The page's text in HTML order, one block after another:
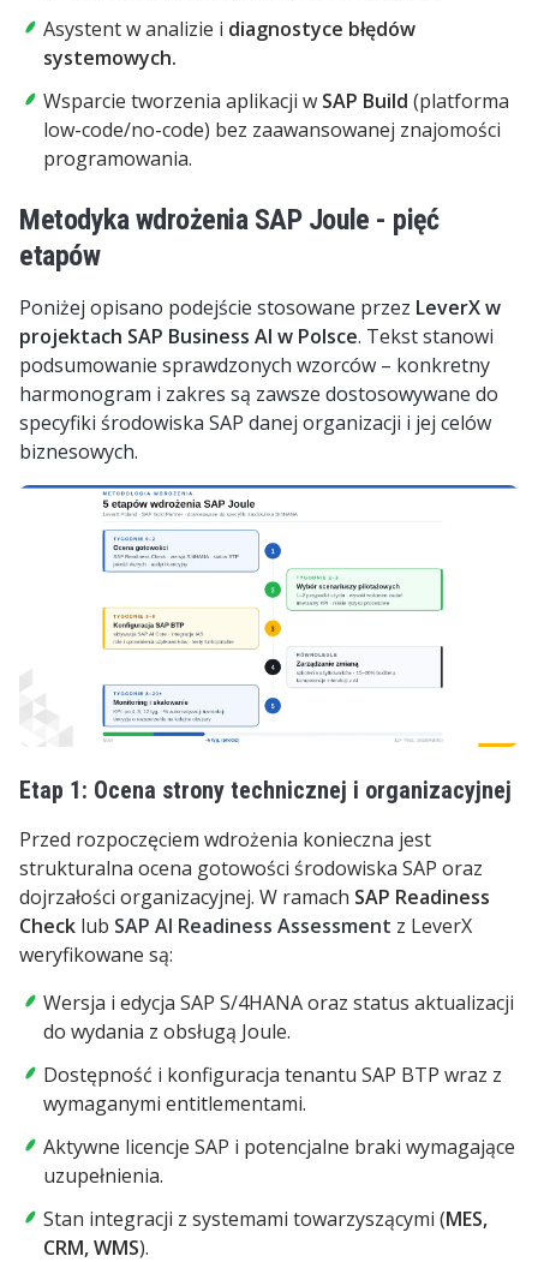
Asystent w analizie i diagnostyce błędów
systemowych.
Wsparcie tworzenia aplikacji w SAP Build (platforma
low-code/no-code) bez zaawansowanej znajomości
programowania.
Metodyka wdrożenia SAP Joule - pięć
etapów
Poniżej opisano podejście stosowane przez LeverXw
projektach SAP Business AI w Polsce. Tekst stanowi
podsumowanie sprawdzonych wzorców – konkretny
harmonogram i zakres są zawsze dostosowywane do
specyfiki środowiska SAP danej organizacji i jej celów
biznesowych.
Etap 1: Ocena strony technicznej i organizacyjnej
Przed rozpoczęciem wdrożenia konieczna jest
strukturalna ocena gotowości środowiska SAP oraz
dojrzałości organizacyjnej. W ramach SAP Readiness
Check lub SAP AI Readiness Assessment z LeverX
weryfikowane są:
Wersja i edycja SAP S/4HANA oraz status aktualizacji
do wydania z obsługą Joule.
Dostępność i konfiguracja tenantu SAP BTP wraz z
wymaganymi entitlementami.
Aktywne licencje SAP i potencjalne braki wymagające
uzupełnienia.
Stan integracji z systemami towarzyszącymi (MES,
CRM, WMS).